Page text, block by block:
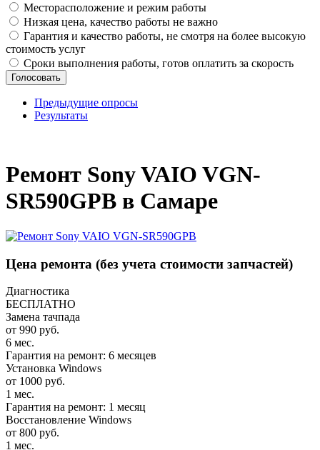
Месторасположение и режим работы
Низкая цена, качество работы не важно
Гарантия и качество работы, не смотря на более высокую
стоимость услуг
Сроки выполнения работы, готов оплатить за скорость
Предыдущие опросы
Результаты
Ремонт Sony VAIO VGN-
SR590GPB в Самаре
Цена ремонта (без учета стоимости запчастей)
Диагностика
БЕСПЛАТНО
Замена тачпада
от 990 руб.
6 мес.
Гарантия на ремонт: 6 месяцев
Установка Windows
от 1000 руб.
1 мес.
Гарантия на ремонт: 1 месяц
Восстановление Windows
от 800 руб.
1 мес.